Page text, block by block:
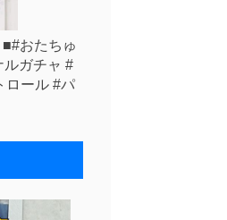
おたちゅ
ルガチャ #
ロール #パ